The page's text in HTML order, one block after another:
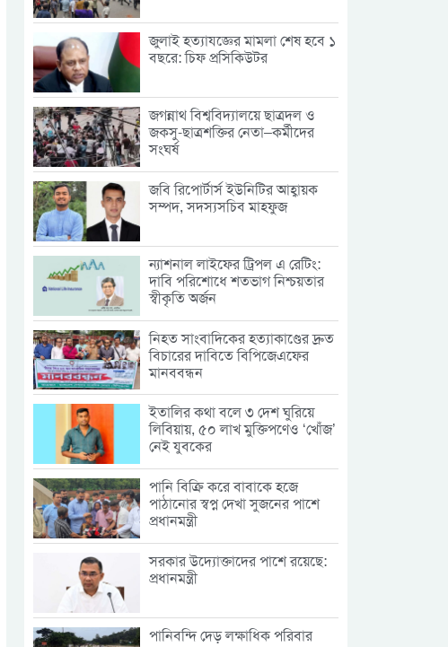
জুলাই হত্যাযজ্ঞের মামলা শেষ হবে ১
বছরে: চিফ প্রসিকিউটর
জগন্নাথ বিশ্ববিদ্যালয়ে ছাত্রদল ও
জকসু-ছাত্রশক্তির নেতা–কর্মীদের
সংঘর্ষ
জবি রিপোর্টার্স ইউনিটির আহ্বায়ক
সম্পদ, সদস্যসচিব মাহফুজ
ন্যাশনাল লাইফের ট্রিপল এ রেটিং:
দাবি পরিশোধে শতভাগ নিশ্চয়তার
স্বীকৃতি অর্জন
নিহত সাংবাদিকের হত্যাকাণ্ডের দ্রুত
বিচারের দাবিতে বিপিজেএফের
মানববন্ধন
ইতালির কথা বলে ৩ দেশ ঘুরিয়ে
লিবিয়ায়, ৫০ লাখ মুক্তিপণেও ‘খোঁজ’
নেই যুবকের
পানি বিক্রি করে বাবাকে হজে
পাঠানোর স্বপ্ন দেখা সুজনের পাশে
প্রধানমন্ত্রী
সরকার উদ্যোক্তাদের পাশে রয়েছে:
প্রধানমন্ত্রী
পানিবন্দি দেড় লক্ষাধিক পরিবার